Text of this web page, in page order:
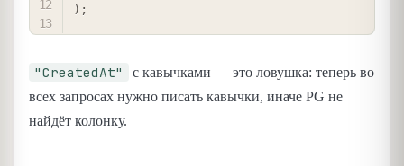
) ;
"CreatedAt"
с кавычками — это ловушка: теперь во
всех запросах нужно писать кавычки, иначе PG не
найдёт колонку.